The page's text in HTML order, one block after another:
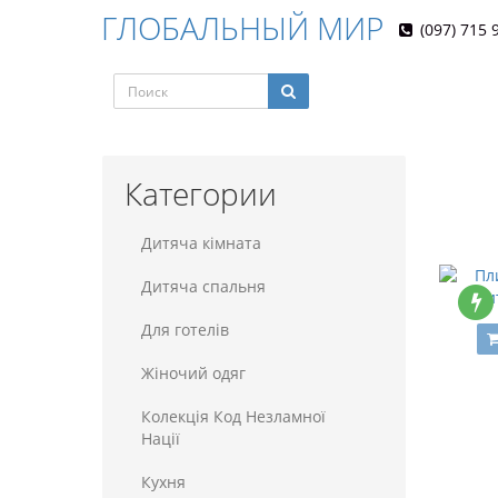
ГЛОБАЛЬНЫЙ МИР (097) 715
Категории
Дитяча кімната
Дитяча спальня
Для готелiв
Жіночий одяг
Колекція Код Незламної
Нації
Кухня